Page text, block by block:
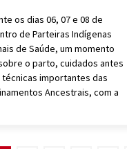
os dias 06, 07 e 08 de
de Parteiras Indígenas
de Saúde, um momento
o parto, cuidados antes
importantes das
Ancestrais, com a